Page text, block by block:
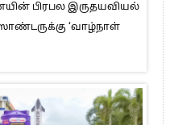
பிரபல இருதயவியல்
‘வாழ்நாள்